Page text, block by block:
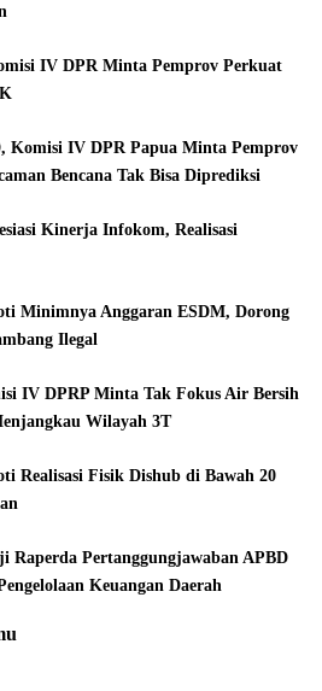
IV DPR Minta Pemprov Perkuat
Komisi IV DPR Papua Minta Pemprov
Bencana Tak Bisa Diprediksi
Kinerja Infokom, Realisasi
Minimnya Anggaran ESDM, Dorong
Ilegal
IV DPRP Minta Tak Fokus Air Bersih
Wilayah 3T
Realisasi Fisik Dishub di Bawah 20
Pertanggungjawaban APBD
Keuangan Daerah